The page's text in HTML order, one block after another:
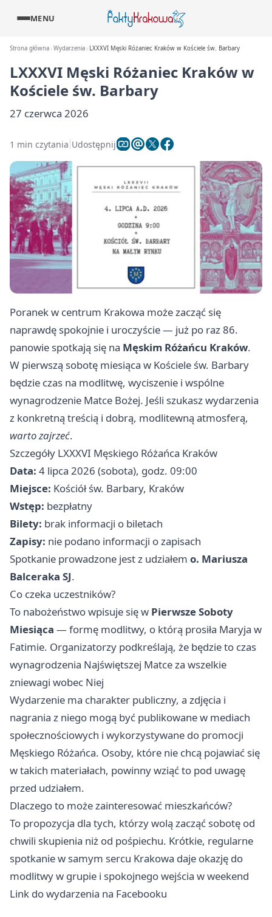
MENU
Strona główna Wydarzenia LXXXVI Męski Różaniec Kraków w Kościele św. Barbary
LXXXVI Męski Różaniec Kraków w
Kościele św. Barbary
27 czerwca 2026
1 min czytania Udostępnij
Poranek w centrum Krakowa może zacząć się
naprawdę spokojnie i uroczyście — już po raz 86.
panowie spotkają się na Męskim Różańcu Kraków.
W pierwszą sobotę miesiąca w Kościele św. Barbary
będzie czas na modlitwę, wyciszenie i wspólne
wynagrodzenie Matce Bożej. Jeśli szukasz wydarzenia
z konkretną treścią i dobrą, modlitewną atmosferą,
warto zajrzeć.
Szczegóły LXXXVI Męskiego Różańca Kraków
Data: 4 lipca 2026 (sobota), godz. 09:00
Miejsce: Kościół św. Barbary, Kraków
Wstęp: bezpłatny
Bilety: brak informacji o biletach
Zapisy: nie podano informacji o zapisach
Spotkanie prowadzone jest z udziałem o. Mariusza
Balceraka SJ.
Co czeka uczestników?
To nabożeństwo wpisuje się w Pierwsze Soboty
Miesiąca — formę modlitwy, o którą prosiła Maryja w
Fatimie. Organizatorzy podkreślają, że będzie to czas
wynagrodzenia Najświętszej Matce za wszelkie
zniewagi wobec Niej
Wydarzenie ma charakter publiczny, a zdjęcia i
nagrania z niego mogą być publikowane w mediach
społecznościowych i wykorzystywane do promocji
Męskiego Różańca. Osoby, które nie chcą pojawiać się
w takich materiałach, powinny wziąć to pod uwagę
przed udziałem.
Dlaczego to może zainteresować mieszkańców?
To propozycja dla tych, którzy wolą zacząć sobotę od
chwili skupienia niż od pośpiechu. Krótkie, regularne
spotkanie w samym sercu Krakowa daje okazję do
modlitwy w grupie i spokojnego wejścia w weekend
Link do wydarzenia na Facebooku